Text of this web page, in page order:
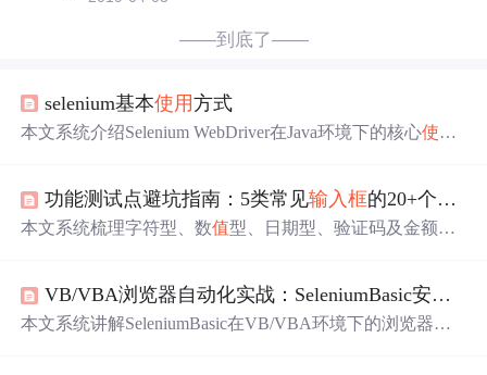
——到底了——
selenium基本使用方式
本文系统介绍Selenium WebDriver在Java环境下的核心使用
条操作）、键盘与鼠标模拟（Actions、sendKeys）、多窗
口切换、复选框及下拉框操作等关键自动化测试技术，强
功能测试点避坑指南：5类常见输入框的20+个安全与边界
本文系统梳理字符型、数值型、日期型、验证码及金额输
化处理、验证码时效性与防爆破、金融级精度与负值校验
等关键测试点，并强调前后端协同防御与OWASP Top 10落
VB/VBA浏览器自动化实战：SeleniumBasic安装、
本文系统讲解SeleniumBasic在VB/VBA环境下的浏览器自